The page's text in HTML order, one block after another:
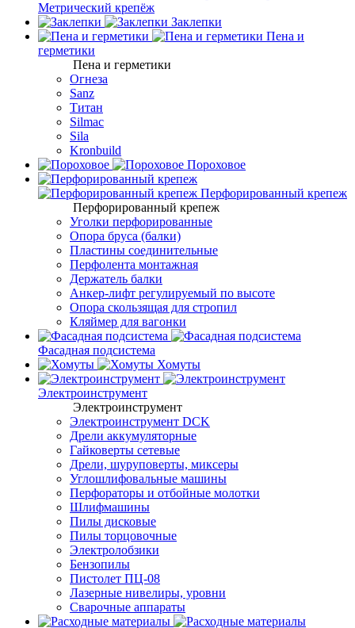
Метрический крепёж
Заклепки
Пена и
герметики
Пена и герметики
Огнеза
Sanz
Титан
Silmac
Sila
Kronbuild
Пороховое
Перфорированный крепеж
Перфорированный крепеж
Уголки перфорированные
Опора бруса (балки)
Пластины соединительные
Перфолента монтажная
Держатель балки
Анкер-лифт регулируемый по высоте
Опора скользящая для стропил
Кляймер для вагонки
Фасадная подсистема
Хомуты
Электроинструмент
Электроинструмент
Электроинструмент DCK
Дрели аккумуляторные
Гайковерты сетевые
Дрели, шуруповерты, миксеры
Углошлифовальные машины
Перфораторы и отбойные молотки
Шлифмашины
Пилы дисковые
Пилы торцовочные
Электролобзики
Бензопилы
Пистолет ПЦ-08
Лазерные нивелиры, уровни
Сварочные аппараты